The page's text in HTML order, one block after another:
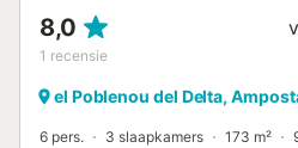
8,0
1 recensie
el Poblenou del Delta,
6 pers. 3 slaapkamers 173 m²